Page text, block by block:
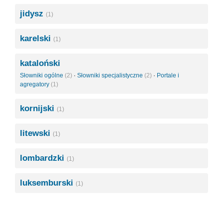
jidysz (1)
karelski (1)
kataloński
Słowniki ogólne (2) · Słowniki specjalistyczne (2) · Portale i
agregatory (1)
kornijski (1)
litewski (1)
lombardzki (1)
luksemburski (1)